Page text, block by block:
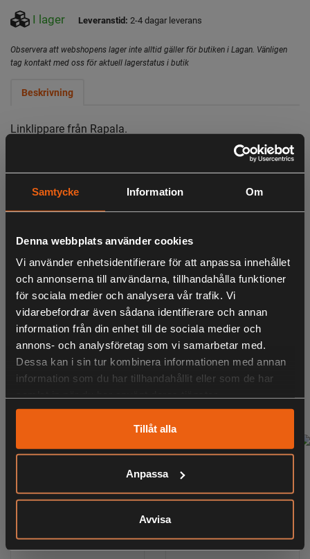
Samtycke Information Om
Denna webbplats använder cookies
Vi använder enhetsidentifierare för att anpassa innehållet
och annonserna till användarna, tillhandahålla funktioner
för sociala medier och analysera vår trafik. Vi
vidarebefordrar även sådana identifierare och annan
information från din enhet till de sociala medier och
annons- och analysföretag som vi samarbetar med.
Dessa kan i sin tur kombinera informationen med annan
information som du har tillhandahållit eller som de har
Tillåt alla
Anpassa
Avvisa
I lager Leveranstid: 2-4 dagar leverans
Observera att webshopens lager inte alltid gäller för butiken i Lagan. Vänligen
tag kontakt med oss för aktuell lagerstatus i butik
Beskrivning
Linklippare från Rapala.
LIKNANDE PRODUKTER
KÖPS OFTA TILLSAMMANS
ANDRA HAR OCKSÅ TITTAT PÅ
RELATERADE PRODUKTER